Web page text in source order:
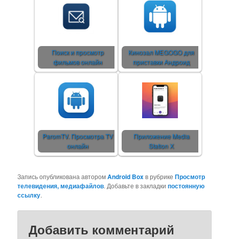
Поиск и просмотр
фильмов онлайн
Кинозал MEGOGO для
приставки Андроид
ParomTV. Просмотра TV
онлайн
Приложение Media
Station Х
Запись опубликована авторомAndroid Boxв рубрикеПросмотр
телевидения, медиафайлов. Добавьте в закладкипостоянную
ссылку.
Добавить комментарий